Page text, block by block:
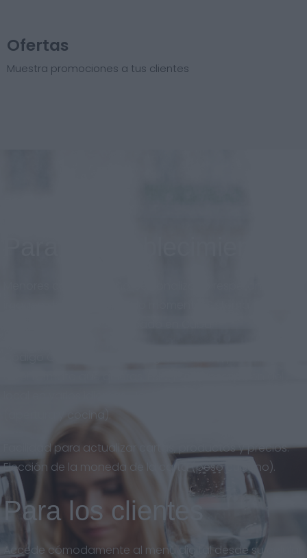
Ofertas
Muestra promociones a tus clientes
(apertura y cocina).
Facilidad para actualizar cartas, productos y precios.
Elección de la moneda de la carta (peso cubano).
Para los clientes
Accede cómodamente al menú digital desde su celular